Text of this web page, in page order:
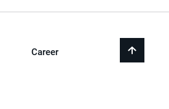
back
Career